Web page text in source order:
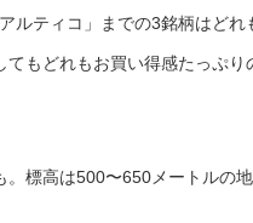
ルティコ」までの3銘柄はど
もどれもお買い得感たっぷり
標高は500〜650メートルの